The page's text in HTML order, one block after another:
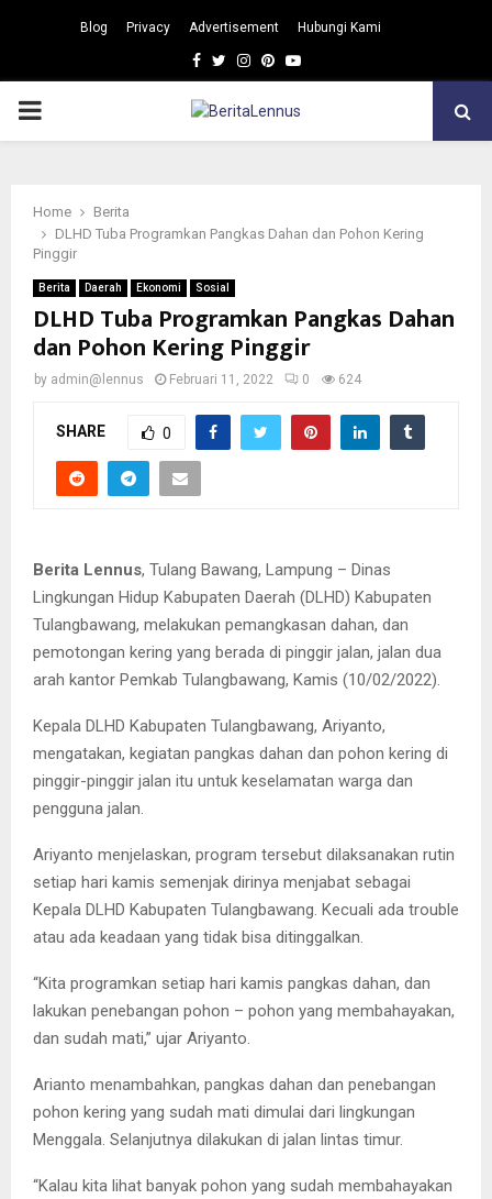
Blog Privacy Advertisement Hubungi Kami
Facebook
TwitterInstagram
Pinterest
Youtube
PRIMARY
Home
Berita
DLHD Tuba Programkan Pangkas Dahan dan Pohon Kering
Pinggir
Berita Daerah Ekonomi Sosial
DLHD Tuba Programkan Pangkas Dahan
dan Pohon Kering Pinggir
by admin@lennus Februari 11, 2022 0 624
SHARE 0
Berita Lennus, Tulang Bawang, Lampung – Dinas
Lingkungan Hidup Kabupaten Daerah (DLHD) Kabupaten
Tulangbawang, melakukan pemangkasan dahan, dan
pemotongan kering yang berada di pinggir jalan, jalan dua
arah kantor Pemkab Tulangbawang, Kamis (10/02/2022).
Kepala DLHD Kabupaten Tulangbawang, Ariyanto,
mengatakan, kegiatan pangkas dahan dan pohon kering di
pinggir-pinggir jalan itu untuk keselamatan warga dan
pengguna jalan.
Ariyanto menjelaskan, program tersebut dilaksanakan rutin
setiap hari kamis semenjak dirinya menjabat sebagai
Kepala DLHD Kabupaten Tulangbawang. Kecuali ada trouble
atau ada keadaan yang tidak bisa ditinggalkan.
“Kita programkan setiap hari kamis pangkas dahan, dan
lakukan penebangan pohon – pohon yang membahayakan,
dan sudah mati,” ujar Ariyanto.
Arianto menambahkan, pangkas dahan dan penebangan
pohon kering yang sudah mati dimulai dari lingkungan
Menggala. Selanjutnya dilakukan di jalan lintas timur.
“Kalau kita lihat banyak pohon yang sudah membahayakan